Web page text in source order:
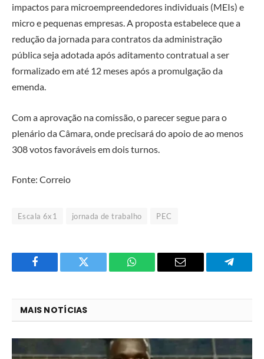
impactos para microempreendedores individuais (MEIs) e
micro e pequenas empresas. A proposta estabelece que a
redução da jornada para contratos da administração
pública seja adotada após aditamento contratual a ser
formalizado em até 12 meses após a promulgação da
emenda.
Com a aprovação na comissão, o parecer segue para o
plenário da Câmara, onde precisará do apoio de ao menos
308 votos favoráveis em dois turnos.
Fonte: Correio
Escala 6x1 jornada de trabalho PEC
Facebook Twitter
O
do
E-
MAIS NOTÍCIAS